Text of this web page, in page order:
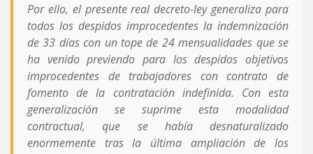
Por ello, el presente real decreto-ley generaliza para
todos los despidos improcedentes la indemnización
de 33 días con un tope de 24 mensualidades que se
ha venido previendo para los despidos objetivos
improcedentes de trabajadores con contrato de
fomento de la contratación indefinida. Con esta
generalización se suprime esta modalidad
contractual, que se había desnaturalizado
enormemente tras la última ampliación de los